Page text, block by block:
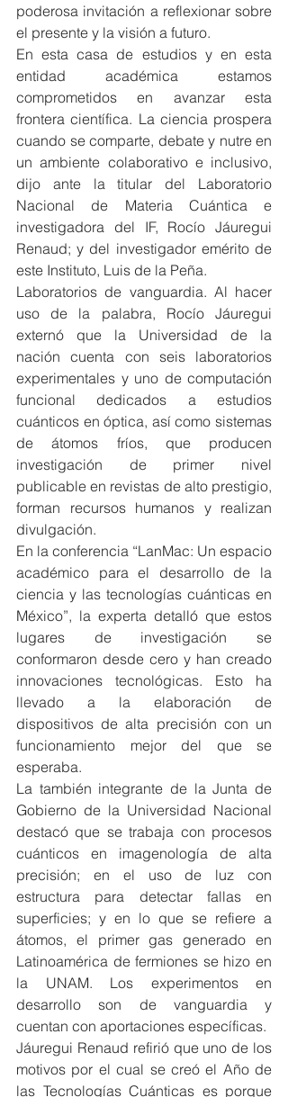
poderosa invitación a reflexionar sobre
el presente y la visión a futuro.
En esta casa de estudios y en esta
entidad académica estamos
comprometidos en avanzar esta
frontera científica. La ciencia prospera
cuando se comparte, debate y nutre en
un ambiente colaborativo e inclusivo,
dijo ante la titular del Laboratorio
Nacional de Materia Cuántica e
investigadora del IF, Rocío Jáuregui
Renaud; y del investigador emérito de
este Instituto, Luis de la Peña.
Laboratorios de vanguardia. Al hacer
uso de la palabra, Rocío Jáuregui
externó que la Universidad de la
nación cuenta con seis laboratorios
experimentales y uno de computación
funcional dedicados a estudios
cuánticos en óptica, así como sistemas
de átomos fríos, que producen
investigación de primer nivel
publicable en revistas de alto prestigio,
forman recursos humanos y realizan
divulgación.
En la conferencia “LanMac: Un espacio
académico para el desarrollo de la
ciencia y las tecnologías cuánticas en
México”, la experta detalló que estos
lugares de investigación se
conformaron desde cero y han creado
innovaciones tecnológicas. Esto ha
llevado a la elaboración de
dispositivos de alta precisión con un
funcionamiento mejor del que se
esperaba.
La también integrante de la Junta de
Gobierno de la Universidad Nacional
destacó que se trabaja con procesos
cuánticos en imagenología de alta
precisión; en el uso de luz con
estructura para detectar fallas en
superficies; y en lo que se refiere a
átomos, el primer gas generado en
Latinoamérica de fermiones se hizo en
la UNAM. Los experimentos en
desarrollo son de vanguardia y
cuentan con aportaciones específicas.
Jáuregui Renaud refirió que uno de los
motivos por el cual se creó el Año de
las Tecnologías Cuánticas es porque